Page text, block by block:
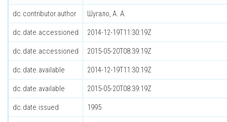
dc.contributor.author Шугало, А. А.
dc.date.accessioned 2014-12-19T11:30:19Z
dc.date.accessioned 2015-05-20T08:39:19Z
dc.date.available 2014-12-19T11:30:19Z
dc.date.available 2015-05-20T08:39:19Z
dc.date.issued 1995